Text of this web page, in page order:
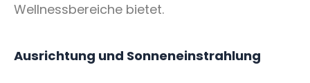
Wellnessbereiche bietet.
Ausrichtung und Sonneneinstrahlung